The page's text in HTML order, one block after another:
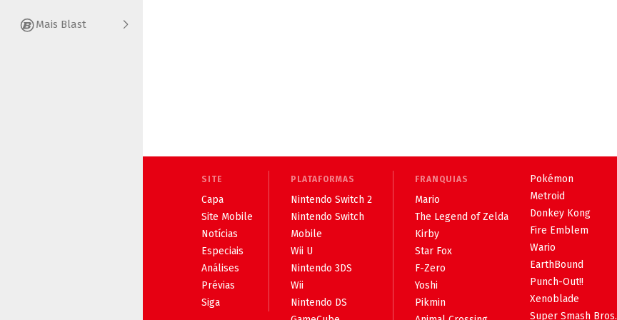
Mais Blast
SITE
Capa
Site Mobile
Notícias
Especiais
Análises
Prévias
Siga
PLATAFORMAS
Nintendo Switch 2
Nintendo Switch
Mobile
Wii U
Nintendo 3DS
Wii
Nintendo DS
FRANQUIAS
Mario
The Legend of Zelda
Kirby
Star Fox
F-Zero
Yoshi
Pikmin
Pokémon
Metroid
Donkey Kong
Fire Emblem
Wario
EarthBound
Punch-Out!!
Xenoblade
Super Smash Bros.